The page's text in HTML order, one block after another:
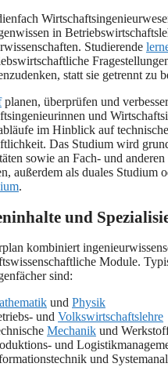
in
Studierende
statt sie getrennt zu
planen, überprüfen und
und
im Hinblick auf
Das Studium wird
sowie an Fach- und
außerdem als duales Studium
.
und
kombiniert
Module.
sind:
und Physik
und Volkswirtschaftslehre
Mechanik und
und
und